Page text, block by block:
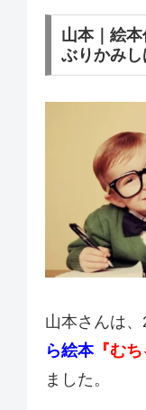
山本｜絵
ぶりかみし
山本さんは
ら絵本『むち
ました。